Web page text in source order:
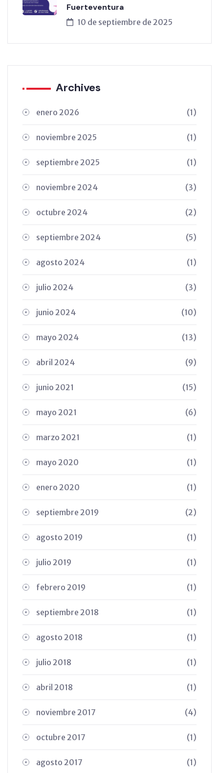
Fuerteventura
10 de septiembre de 2025
Archives
enero 2026 (1)
noviembre 2025 (1)
septiembre 2025 (1)
noviembre 2024 (3)
octubre 2024 (2)
septiembre 2024 (5)
agosto 2024 (1)
julio 2024 (3)
junio 2024 (10)
mayo 2024 (13)
abril 2024 (9)
junio 2021 (15)
mayo 2021 (6)
marzo 2021 (1)
mayo 2020 (1)
enero 2020 (1)
septiembre 2019 (2)
agosto 2019 (1)
julio 2019 (1)
febrero 2019 (1)
septiembre 2018 (1)
agosto 2018 (1)
julio 2018 (1)
abril 2018 (1)
noviembre 2017 (4)
octubre 2017 (1)
agosto 2017 (1)